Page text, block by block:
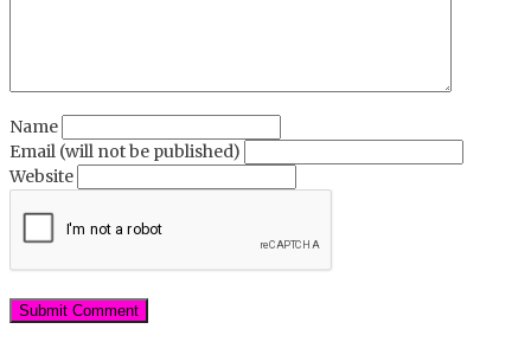
Name
Email (will not be published)
Website